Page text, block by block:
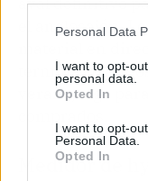
Personal Data
I want to opt-
personal data.
Opted In
I want to opt-
Personal Data.
Opted In
el anglosajón.
termina
verano, algo
Medidor de